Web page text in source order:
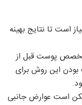
است تا نتایج بهینه
پوست قبل از
بودن این روش برای
است عوارض جانبی